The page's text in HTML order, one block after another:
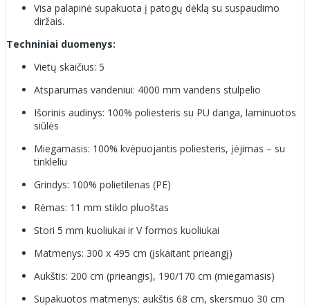
Visa palapinė supakuota į patogų dėklą su suspaudimo
diržais.
Techniniai duomenys:
Vietų skaičius: 5
Atsparumas vandeniui: 4000 mm vandens stulpelio
Išorinis audinys: 100% poliesteris su PU danga, laminuotos
siūlės
Miegamasis: 100% kvėpuojantis poliesteris, įėjimas – su
tinkleliu
Grindys: 100% polietilenas (PE)
Rėmas: 11 mm stiklo pluoštas
Stori 5 mm kuoliukai ir V formos kuoliukai
Matmenys: 300 x 495 cm (įskaitant prieangį)
Aukštis: 200 cm (prieangis), 190/170 cm (miegamasis)
Supakuotos matmenys: aukštis 68 cm, skersmuo 30 cm